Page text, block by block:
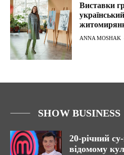
Виставки
ANNA MOSHAK
SHOW BUSINESS
20-річний
відомому